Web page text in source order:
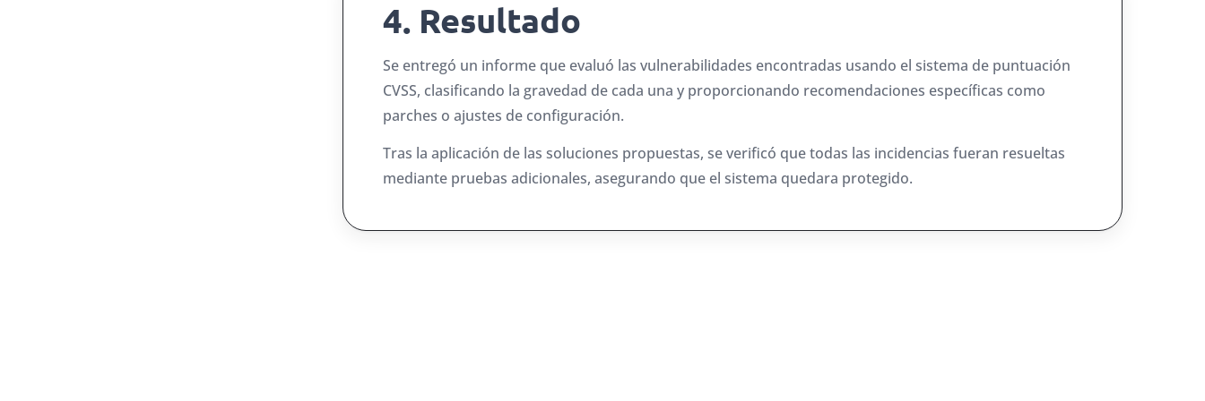
4. Resultado
Se entregó un informe que evaluó las vulnerabilidades encontradas usando el sistema de puntuación
CVSS, clasificando la gravedad de cada una y proporcionando recomendaciones específicas como
parches o ajustes de configuración.
Tras la aplicación de las soluciones propuestas, se verificó que todas las incidencias fueran resueltas
mediante pruebas adicionales, asegurando que el sistema quedara protegido.